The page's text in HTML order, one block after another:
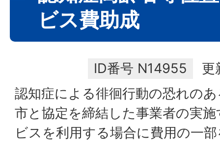
ビス費助成
ID番号 N14955
更
認知症による徘徊行動の恐れの
市と協定を締結した事業者の実
ビスを利用する場合に費用の一